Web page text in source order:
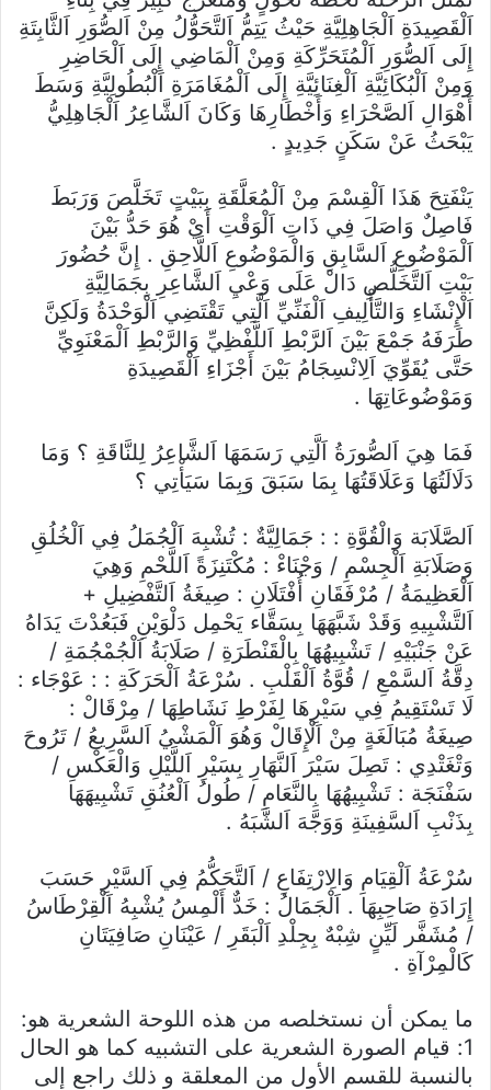
اَلْقَصِيدَةِ اَلْجَاهِلِيَّةِ حَيْثُ يَتِمُّ اَلتَّحَوُّلُ مِنْ اَلصُّوَرِ اَلثَّابِتَةِ
إِلَى اَلصُّوَرِ اَلْمُتَحَرِّكَةِ وَمِنْ اَلْمَاضِي إِلَى اَلْحَاضِرِ
وَمِنْ اَلْبُكَائِيَّةِ اَلْغِنَائِيَّةِ إِلَى اَلْمُغَامَرَةِ اَلْبُطُولِيَّةِ وَسَطَ
أَهْوَالِ اَلصَّحْرَاءِ وَأَخْطَارِهَا وَكَانَ اَلشَّاعِرُ اَلْجَاهِلِيُّ
يَبْحَثُ عَنْ سَكَنٍ جَدِيدٍ .
يَنْفَتِحَ هَذَا اَلْقِسْمَ مِنْ اَلْمُعَلَّقَةِ بِبَيْتٍ تَخَلَّصَ وَرَبَطَ
فَاصِلٌ وَاصَلَ فِي ذَاتِ اَلْوَقْتِ أَيْ هُوَ حَدُّ بَيْنَ
اَلْمَوْضُوعِ اَلسَّابِقِ وَالْمَوْضُوعِ اَللَّاحِقِ . إِنَّ حُضُورَ
بَيْتِ اَلتَّخَلُّصِ دَالْ عَلَى وَعْيِ اَلشَّاعِرِ بِجَمَالِيَّةِ
اَلْإِنْشَاءِ وَالتَّأْلِيفِ اَلْفَنِّيِّ اَلَّتِي تَقْتَضِي اَلْوَحْدَةُ وَلَكِنَّ
طَرَفَهُ جَمْعَ بَيْنَ اَلرَّبْطِ اَللَّفْظِيِّ وَالرَّبْطِ اَلْمَعْنَوِيِّ
حَتَّى يُقَوِّيَ اَلِانْسِجَامُ بَيْنَ أَجْزَاءِ اَلْقَصِيدَةِ
وَمَوْضُوعَاتِهَا .
فَمَا هِيَ اَلصُّورَةُ اَلَّتِي رَسَمَهَا اَلشَّاعِرُ لِلنَّاقَةِ ؟ وَمَا
دَلَالَتُهَا وَعَلَاقَتُهَا بِمَا سَبَقَ وَبِمَا سَيَأْتِي ؟
اَلصَّلَابَة وَالْقُوَّةِ : : جَمَالِيَّةٌ : تُشْبِهَ اَلْجُمَلُ فِي اَلْخُلُقِ
وَصَلَابَةِ اَلْجِسْمِ / وَجْنَاءْ : مُكْتَنِزَةً اَللَّحْمِ وَهِيَ
اَلْعَظِيمَةُ / مُرْفَقَانِ أُفْتَلَانِ : صِيغَةُ اَلتَّفْضِيلِ +
اَلتَّشْبِيهِ وَقَدْ شَبَّهَهَا بِسَقَّاء يَحْمِل دَلْوَيْنِ فَبَعُدْتَ يَدَاهُ
عَنْ جَنْبَيْهِ / تَشْبِيهُهَا بِالْقَنْطَرَةِ / صَلَابَةُ اَلْجُمْجُمَةِ /
دِقَّةُ اَلسَّمْعِ / قُوَّةُ اَلْقَلْبِ . سُرْعَةُ اَلْحَرَكَةِ : : عَوْجَاء :
لَا تَسْتَقِيمُ فِي سَيْرِهَا لِفَرْطِ نَشَاطِهَا / مِرْقَالْ :
صِيغَةُ مُبَالَغَةٍ مِنْ اَلْإِقَالْ وَهُوَ اَلْمَشْيُ اَلسَّرِيعُ / تَرُوحَ
وَتْغَتْدِي : تَصِلَ سَيْرَ اَلنَّهَارِ بِسَيْرِ اَللَّيْلِ وَالْعَكْسِ /
سَفْنَجَة : تَشْبِيهُهَا بِالنَّعَامِ / طُولُ اَلْعُنُقِ تَشْبِيهَهَا
بِذَنْبِ اَلسَّفِينَةِ وَوَجَّهَ اَلشَّبَهُ .
سُرْعَةُ اَلْقِيَامِ وَالِارْتِفَاعِ / اَلتَّحَكُّمُ فِي اَلسَّيْرِ حَسَبَ
إِرَادَةِ صَاحِبِهَا . اَلْجَمَالُ : خَدٌّ أَلْمِسُ يُشْبِهُ اَلْقِرْطَاسُ
/ مُشَفَّر لَيِّنٍ شِبْهٌ بِجِلْدِ اَلْبَقَرِ / عَيْنَانِ صَافِيَتَانِ
كَالْمِرْآةِ .
ما يمكن أن نستخلصه من هذه اللوحة الشعرية هو:
1: قيام الصورة الشعرية على التشبيه كما هو الحال
بالنسبة للقسم الأول من المعلقة و ذلك راجع إلى